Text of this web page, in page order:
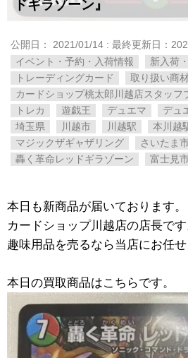
ドギラゾーン』
公開日： 2021/01/14 : 最終更新日：
イベント・予約・入荷情報
新入荷
トレーディングカード
取り扱い商
カードショップ桃太郎川越店スタッフ
トレカ
遊戯王 デュエマ
デュ
埼玉県
川越市 川越駅 本川越
マジックザギャザリング
さいたま市
轟く革命レッドギラゾーン
富士見市
本日も新商品が届いております。
カードショップ川越店の店長です
趣味用品を売るなら当店にお任せ
本日の買取商品はこちらです。